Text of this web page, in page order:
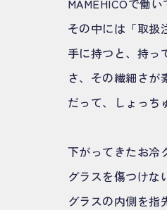
MAMEHICOで働
その中には「取扱
手に持つと、持っ
さ、その繊細さが
だって、しょっち
下がってきたお冷
グラスを傷つけな
グラスの内側を指